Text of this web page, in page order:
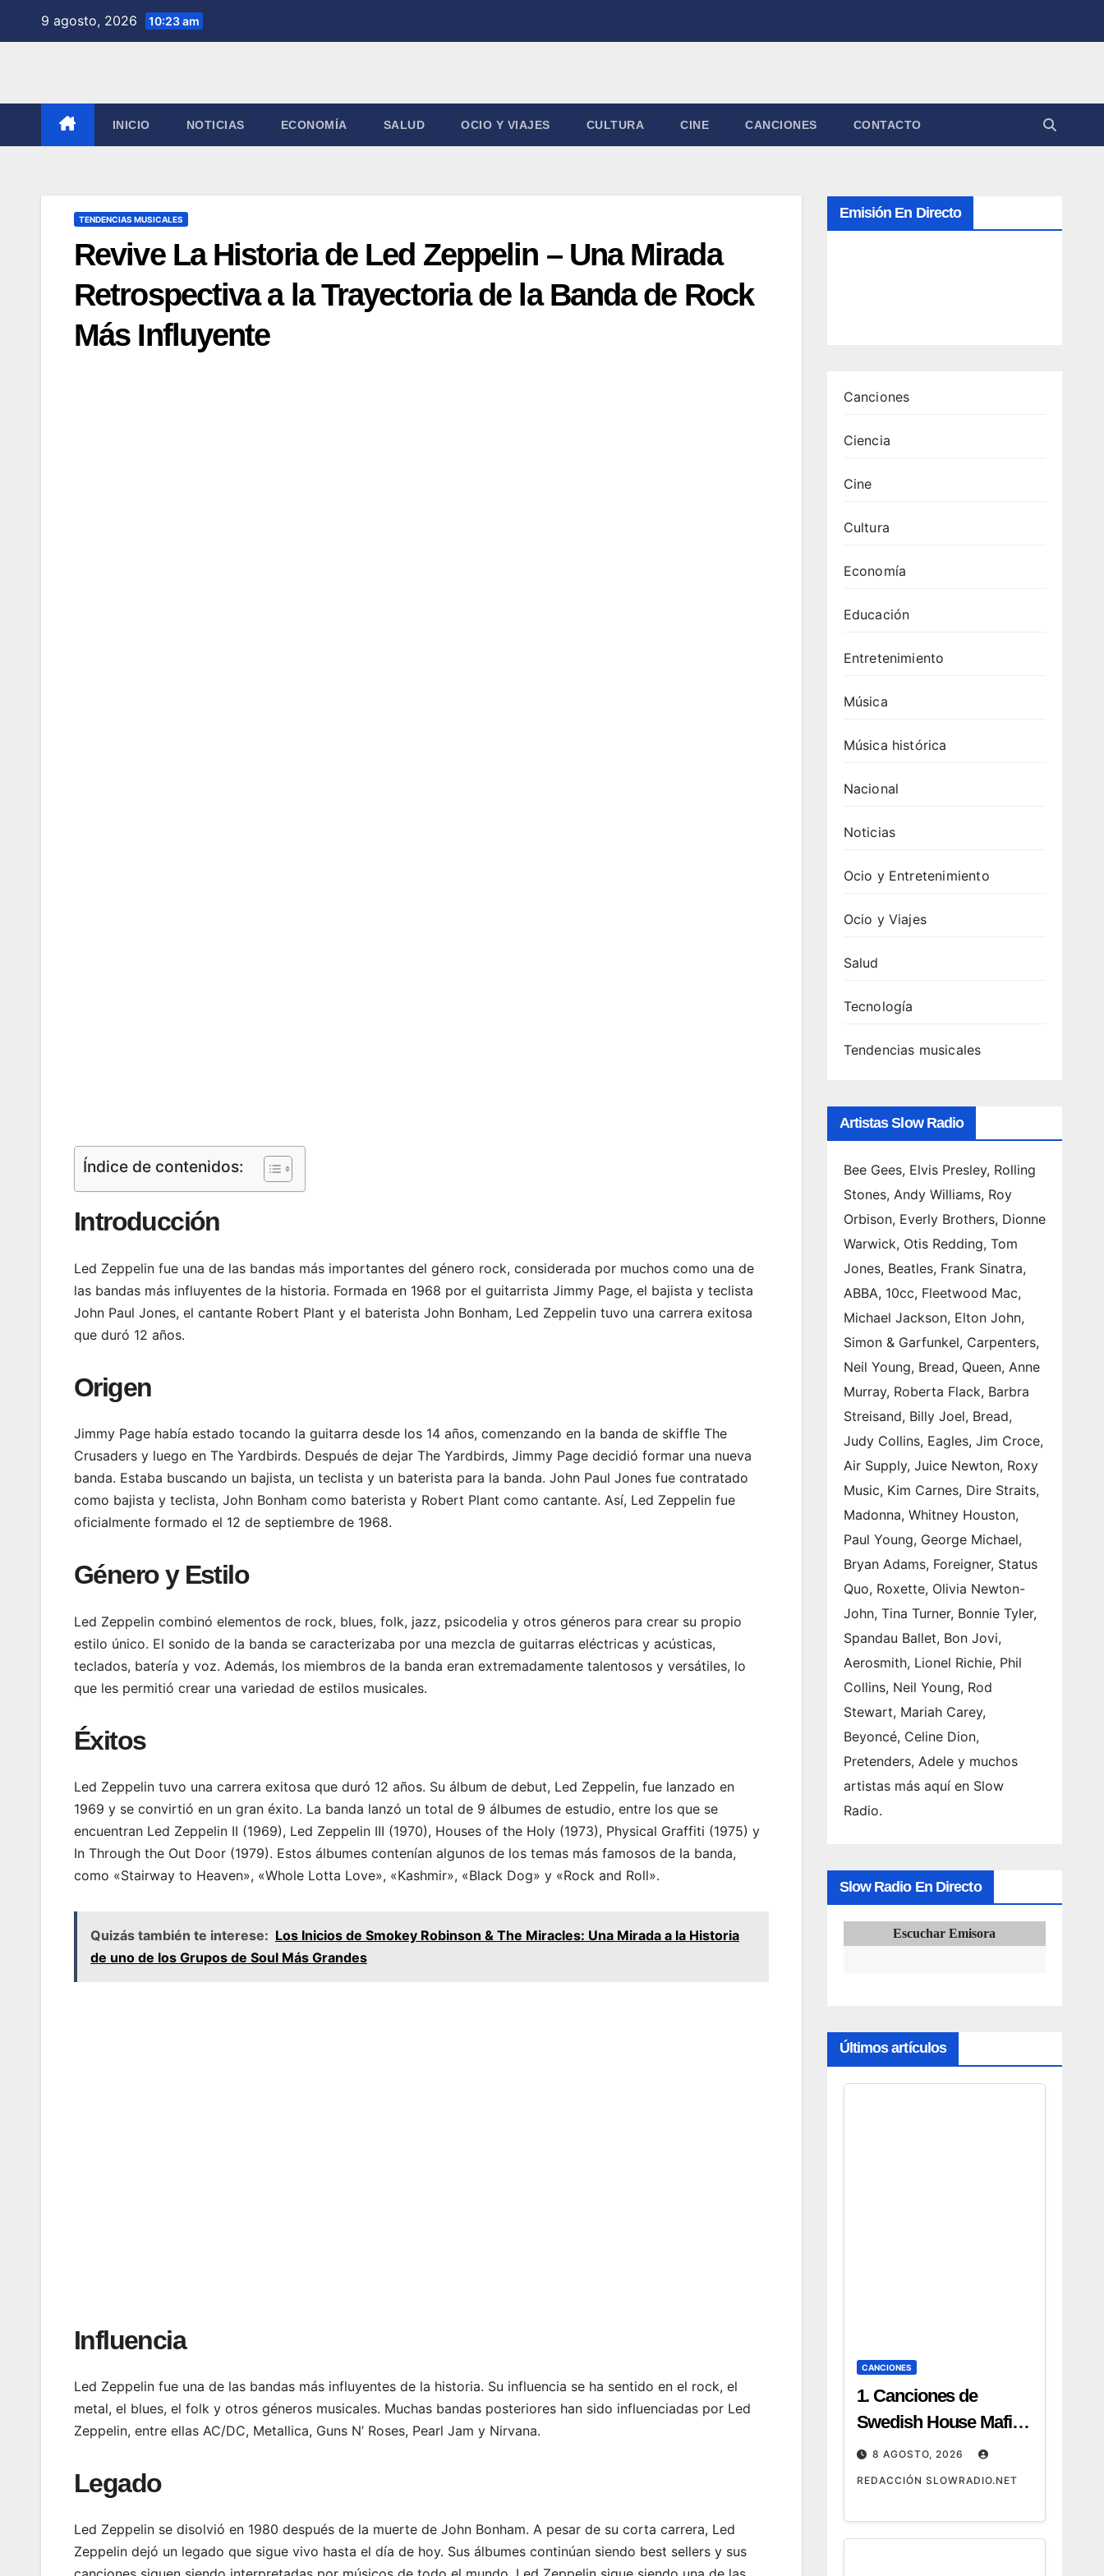
9 agosto, 2026 10:23 am
INICIO NOTICIAS ECONOMÍA SALUD OCIO Y VIAJES CULTURA CINE CANCIONES CONTACTO
TENDENCIAS MUSICALES
Revive La Historia de Led Zeppelin – Una Mirada
Retrospectiva a la Trayectoria de la Banda de Rock
Más Influyente
Índice de contenidos:
Introducción
Led Zeppelin fue una de las bandas más importantes del género rock, considerada por muchos como una de
las bandas más influyentes de la historia. Formada en 1968 por el guitarrista Jimmy Page, el bajista y teclista
John Paul Jones, el cantante Robert Plant y el baterista John Bonham, Led Zeppelin tuvo una carrera exitosa
que duró 12 años.
Origen
Jimmy Page había estado tocando la guitarra desde los 14 años, comenzando en la banda de skiffle The
Crusaders y luego en The Yardbirds. Después de dejar The Yardbirds, Jimmy Page decidió formar una nueva
banda. Estaba buscando un bajista, un teclista y un baterista para la banda. John Paul Jones fue contratado
como bajista y teclista, John Bonham como baterista y Robert Plant como cantante. Así, Led Zeppelin fue
oficialmente formado el 12 de septiembre de 1968.
Género y Estilo
Led Zeppelin combinó elementos de rock, blues, folk, jazz, psicodelia y otros géneros para crear su propio
estilo único. El sonido de la banda se caracterizaba por una mezcla de guitarras eléctricas y acústicas,
teclados, batería y voz. Además, los miembros de la banda eran extremadamente talentosos y versátiles, lo
que les permitió crear una variedad de estilos musicales.
Éxitos
Led Zeppelin tuvo una carrera exitosa que duró 12 años. Su álbum de debut, Led Zeppelin, fue lanzado en
1969 y se convirtió en un gran éxito. La banda lanzó un total de 9 álbumes de estudio, entre los que se
encuentran Led Zeppelin II (1969), Led Zeppelin III (1970), Houses of the Holy (1973), Physical Graffiti (1975) y
In Through the Out Door (1979). Estos álbumes contenían algunos de los temas más famosos de la banda,
como «Stairway to Heaven», «Whole Lotta Love», «Kashmir», «Black Dog» y «Rock and Roll».
Quizás también te interese: Los Inicios de Smokey Robinson & The Miracles: Una Mirada a la Historia
de uno de los Grupos de Soul Más Grandes
Influencia
Led Zeppelin fue una de las bandas más influyentes de la historia. Su influencia se ha sentido en el rock, el
metal, el blues, el folk y otros géneros musicales. Muchas bandas posteriores han sido influenciadas por Led
Zeppelin, entre ellas AC/DC, Metallica, Guns N’ Roses, Pearl Jam y Nirvana.
Legado
Led Zeppelin se disolvió en 1980 después de la muerte de John Bonham. A pesar de su corta carrera, Led
Zeppelin dejó un legado que sigue vivo hasta el día de hoy. Sus álbumes continúan siendo best sellers y sus
Emisión En Directo
Canciones
Ciencia
Cine
Cultura
Economía
Educación
Entretenimiento
Música
Música histórica
Nacional
Noticias
Ocio y Entretenimiento
Ocio y Viajes
Salud
Tecnología
Tendencias musicales
Artistas Slow Radio
Bee Gees, Elvis Presley, Rolling
Stones, Andy Williams, Roy
Orbison, Everly Brothers, Dionne
Warwick, Otis Redding, Tom
Jones, Beatles, Frank Sinatra,
ABBA, 10cc, Fleetwood Mac,
Michael Jackson, Elton John,
Simon & Garfunkel, Carpenters,
Neil Young, Bread, Queen, Anne
Murray, Roberta Flack, Barbra
Streisand, Billy Joel, Bread,
Judy Collins, Eagles, Jim Croce,
Air Supply, Juice Newton, Roxy
Music, Kim Carnes, Dire Straits,
Madonna, Whitney Houston,
Paul Young, George Michael,
Bryan Adams, Foreigner, Status
Quo, Roxette, Olivia Newton-
John, Tina Turner, Bonnie Tyler,
Spandau Ballet, Bon Jovi,
Aerosmith, Lionel Richie, Phil
Collins, Neil Young, Rod
Stewart, Mariah Carey,
Beyoncé, Celine Dion,
Pretenders, Adele y muchos
artistas más aquí en Slow
Radio.
Slow Radio En Directo
Escuchar Emisora
Últimos artículos
CANCIONES
1. Canciones de
Swedish House Mafia:
las 25 mejores +
playlist 2026 2.
House Mafia: hits
8 AGOSTO, 2026
REDACCIÓN SLOWRADIO.NET